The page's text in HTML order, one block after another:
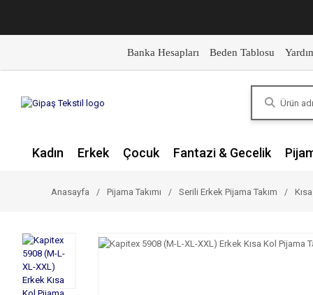
Banka Hesapları Beden Tablosu
Kadın Erkek Çocuk Fantazi & Gecelik
Anasayfa Pijama Takımı Serili Erkek Pijama Takım